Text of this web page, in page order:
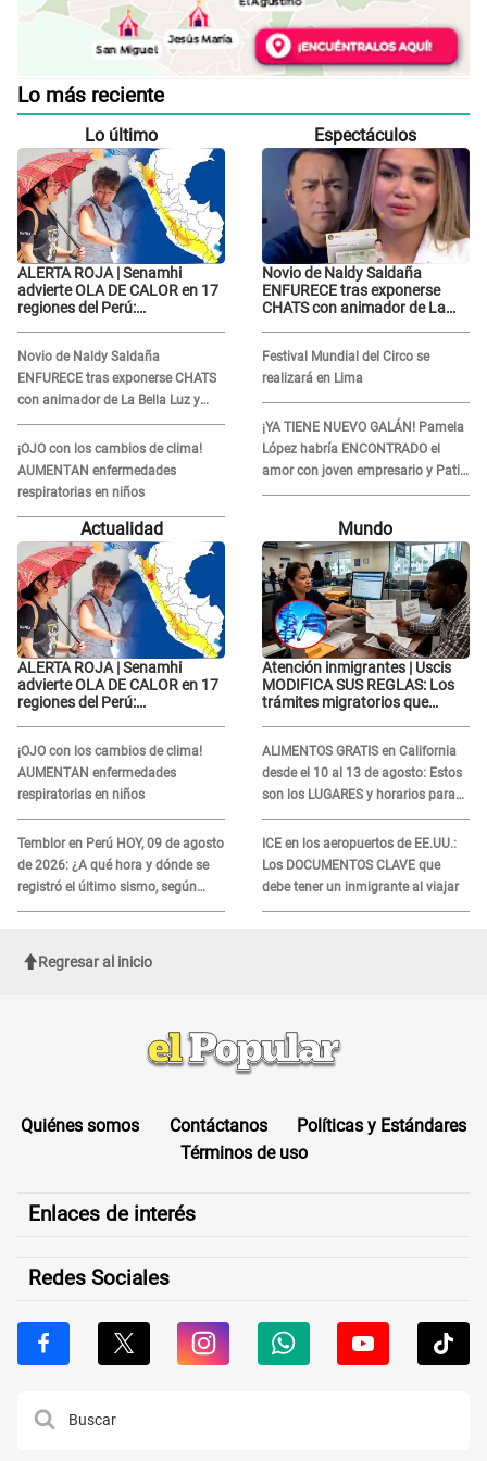
Lo más reciente
Lo último
ALERTA ROJA | Senamhi
advierte OLA DE CALOR en 17
regiones del Perú:
Novio de Naldy Saldaña
ENFURECE tras exponerse CHATS
con animador de La Bella Luz y
ADVIERTE: "Estúp@&# que cree
que..."
¡OJO con los cambios de clima!
AUMENTAN enfermedades
respiratorias en niños
Espectáculos
Novio de Naldy Saldaña
ENFURECE tras exponerse
CHATS con animador de La
Festival Mundial del Circo se
realizará en Lima
¡YA TIENE NUEVO GALÁN! Pamela
López habría ENCONTRADO el
amor con joven empresario y Pati
Lorena la ECHA en VIVO
Actualidad
ALERTA ROJA | Senamhi
advierte OLA DE CALOR en 17
regiones del Perú:
¡OJO con los cambios de clima!
AUMENTAN enfermedades
respiratorias en niños
Temblor en Perú HOY, 09 de agosto
de 2026: ¿A qué hora y dónde se
registró el último sismo, según
IGP?
Mundo
Atención inmigrantes | Uscis
MODIFICA SUS REGLAS: Los
trámites migratorios que
ALIMENTOS GRATIS en California
desde el 10 al 13 de agosto: Estos
son los LUGARES y horarios para
recibir la ayuda
ICE en los aeropuertos de EE.UU.:
Los DOCUMENTOS CLAVE que
debe tener un inmigrante al viajar
Regresar al inicio
Quiénes somos Contáctanos
Políticas y Estándares
Términos de uso
Enlaces de interés
Redes Sociales